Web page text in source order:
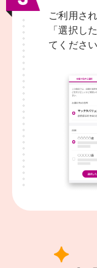
ご利用さ
「選択し
てください